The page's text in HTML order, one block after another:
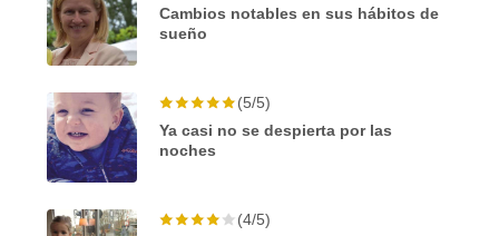
Cambios notables en sus hábitos de
sueño
(5/5)
Ya casi no se despierta por las
noches
(4/5)